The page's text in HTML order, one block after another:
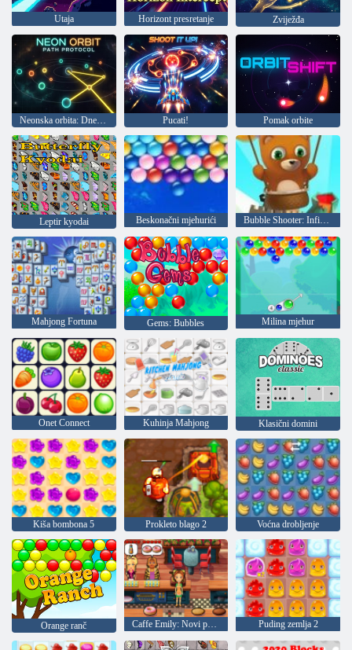
Utaja Horizont presretanje Zviježđa
Neonska orbita: Dnevnik puta Pucati! Pomak orbite
Leptir kyodai Beskonačni mjehurići Bubble Shooter: Infinity
Mahjong Fortuna Gems: Bubbles Milina mjehur
Onet Connect Kuhinja Mahjong Klasični domini
Kiša bombona 5 Prokleto blago 2 Voćna drobljenje
Orange ranč Caffe Emily: Novi početak Puding zemlja 2